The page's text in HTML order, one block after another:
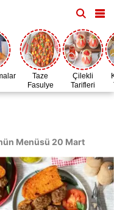
Taze
Fasulye
Zamanı
Çilekli
Tarifleri
Menüsü 20 Mart